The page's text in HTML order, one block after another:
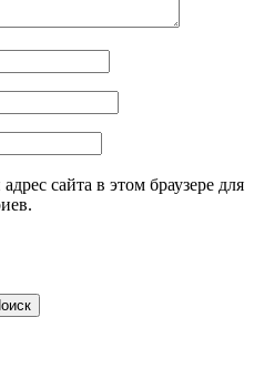
сайта в этом браузере для